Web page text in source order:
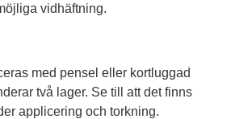
vidhäftning.
två lager. Se till att det finns
applicering och torkning.